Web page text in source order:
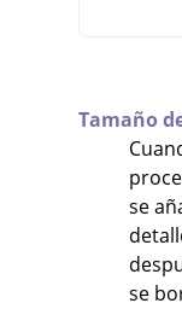
Tamaño
se
se